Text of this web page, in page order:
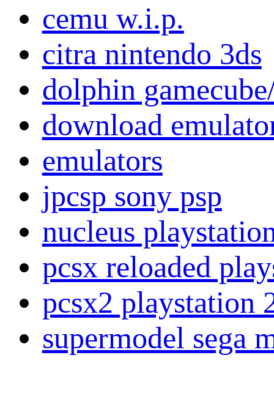
cemu w.i.p.
citra nintendo 3ds
dolphin
download
emulators
jpcsp sony psp
nucleus
pcsx reloaded
pcsx2 playstation
supermodel sega